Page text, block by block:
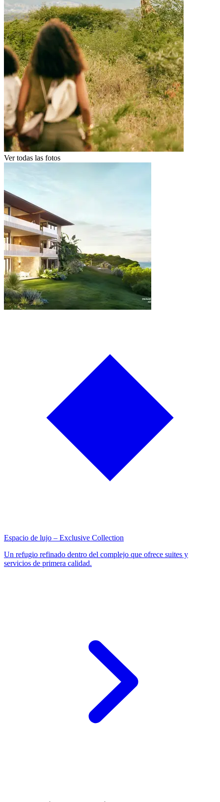
Ver todas las fotos
Espacio de lujo – Exclusive Collection
Un refugio refinado dentro del complejo que ofrece suites y
servicios de primera calidad.